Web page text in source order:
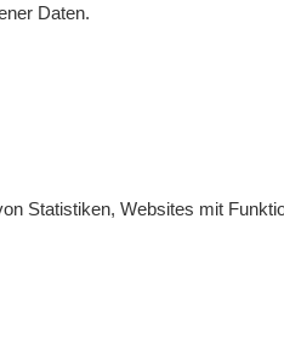
Daten.
Statistiken, Websites mit